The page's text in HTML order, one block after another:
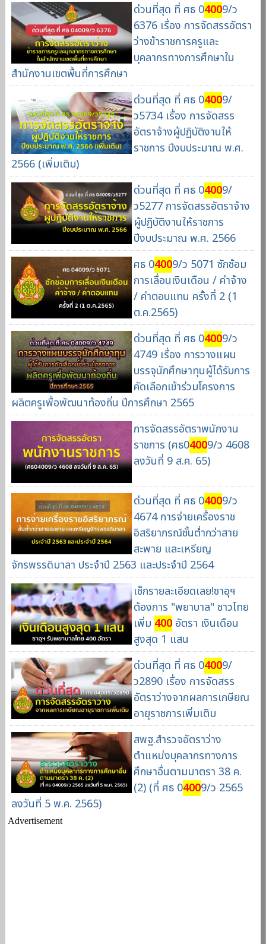
ด่วนที่สุด ที่ ศธ 04009/ว
6376 เรื่อง การจัดสรรอัตรา
ว่างข้าราชการครูและ
บุคลากรทางการศึกษาใน
สำนักงานเขตพื้นที่การศึกษา
ด่วนที่สุด ที่ ศธ 04009/
ว5734 เรื่อง การจัดสรร
อัตราจ้างผู้ปฏิบัติงานให้
ราชการ ปีงบประมาณ พ.ศ.
2566 (เพิ่มเติม)
ด่วนที่สุด ที่ ศธ 04009/
ว5277 การจัดสรรอัตราจ้าง
ผู้ปฏิบัติงานให้ราชการ
ปีงบประมาณ พ.ศ. 2566
ศธ 04009/ว 5071 ซักซ้อม
การเลื่อนเงินเดือน / ค่าจ้าง
/ ค่าตอบแทน ครั้งที่ 2 (1
ต.ค.2565)
ด่วนที่สุด ที่ ศธ 04009/ว
4749 เรื่อง การวางแผน
บรรจุนักศึกษาทุนผู้ได้รับการ
คัดเลือกเข้าร่วมโครงการ
ผลิตครูเพื่อพัฒนาท้องถิ่น ปีการศึกษา 2565
การจัดสรรอัตราพนักงาน
ราชการ (ศธ04009/ว 4608
ลงวันที่ 9 ส.ค. 65)
ด่วนที่สุด ที่ ศธ 04009/ว
4674 การจ่ายเครื่องราช
อิสริยาภรณ์ชั้นต่ำกว่าสาย
สะพาย และเหรียญ
จักรพรรดิมาลา ประจำปี 2563 และประจำปี 2564
เช็กรายละเอียดเลย!ซาอุฯ
ต้องการ "พยาบาล" ชาวไทย
เพิ่ม 400อัตรา เงินเดือน
สูงสุด 1 แสน
ด่วนที่สุด ที่ ศธ 04009/
ว2890 เรื่อง การจัดสรร
อัตราว่างจากผลการเกษียณ
อายุราชการเพิ่มเติม
สพฐ.สำรวจอัตราว่าง
ตำแหน่งบุคลากรทางการ
ศึกษาอื่นตามมาตรา 38 ค.
(2) (ที่ ศธ 04009/ว 2565
ลงวันที่ 5 พ.ค. 2565)
Advertisement